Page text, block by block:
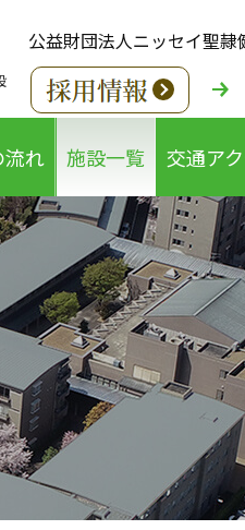
公益財団法人ニッセイ聖隷
流れ 施設一覧 交通ア